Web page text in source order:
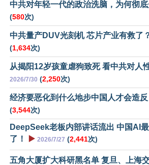
中共对年轻一代的政治洗脑，为何彻底
(580次)
中共量产DUV光刻机 芯片产业有救了
(1,634次)
从揭阳12岁孩童虐狗致死 看中共对人
2026/7/30 (2,250次)
经济要恶化到什么地步中国人才会造反
(3,544次)
DeepSeek老板内部讲话流出 中国AI
了！
▶️ 2026/7/27 (2,441次)
五角大厦扩大科研黑名单 复旦、上海